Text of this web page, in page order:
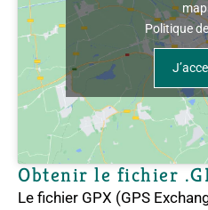
Politique
Obtenir le fichier
Le fichier GPX (GPS